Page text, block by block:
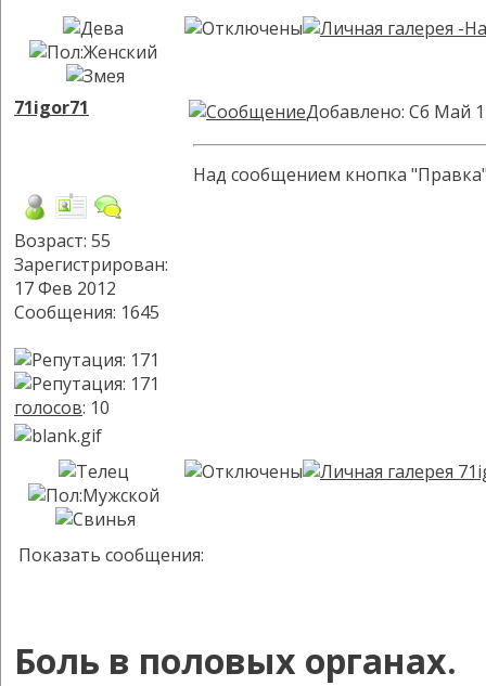
71igor71
Возраст: 55
Зарегистрирован:
17 Фев 2012
Сообщения: 1645
голосов: 10
Добавлено: Сб Май
Над сообщением кнопка
Показать сообщения:
Боль в половых органах.